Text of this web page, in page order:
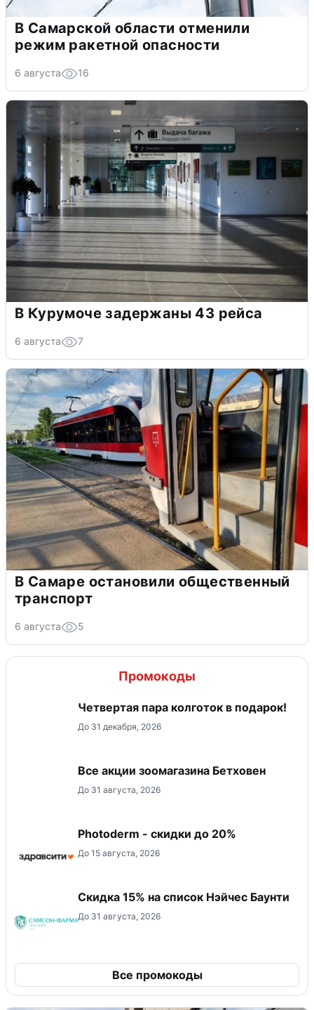
В Самарской области отменили
режим ракетной опасности
6 августа 16
В Курумоче задержаны 43 рейса
6 августа 7
В Самаре остановили общественный
транспорт
6 августа 5
Промокоды
Четвертая пара колготок в подарок!
До 31 декабря, 2026
Все акции зоомагазина Бетховен
До 31 августа, 2026
Photoderm - скидки до 20%
До 15 августа, 2026
Скидка 15% на список Нэйчес Баунти
До 31 августа, 2026
Все промокоды